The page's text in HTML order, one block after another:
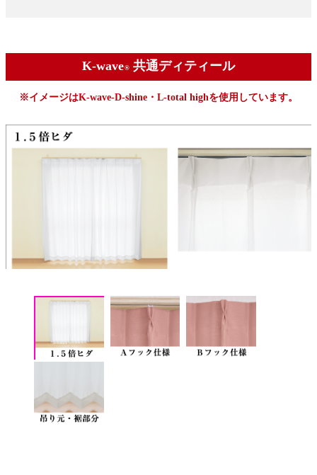
K-wave® 共通ディティール
※イメージはK-wave-D-shine・L-total highを使用しています。